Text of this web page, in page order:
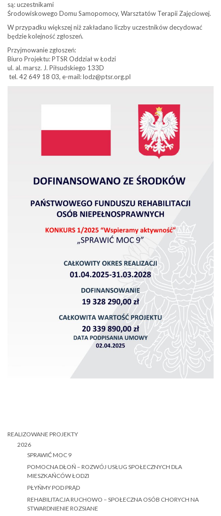
są: uczestnikami
Środowiskowego Domu Samopomocy, Warsztatów Terapii Zajęciowej.
W przypadku większej niż zakładano liczby uczestników decydować
będzie kolejność zgłoszeń.
Przyjmowanie zgłoszeń:
Biuro Projektu: PTSR Oddział w Łodzi
ul. al. marsz. J. Piłsudskiego 133D
tel. 42 649 18 03, e-mail: lodz@ptsr.org.pl
REALIZOWANE PROJEKTY
2026
SPRAWIĆ MOC 9
POMOCNA DŁOŃ – ROZWÓJ USŁUG SPOŁECZNYCH DLA
MIESZKAŃCÓW ŁODZI
PŁYŃMY POD PRĄD
REHABILITACJA RUCHOWO – SPOŁECZNA OSÓB CHORYCH NA
STWARDNIENIE ROZSIANE